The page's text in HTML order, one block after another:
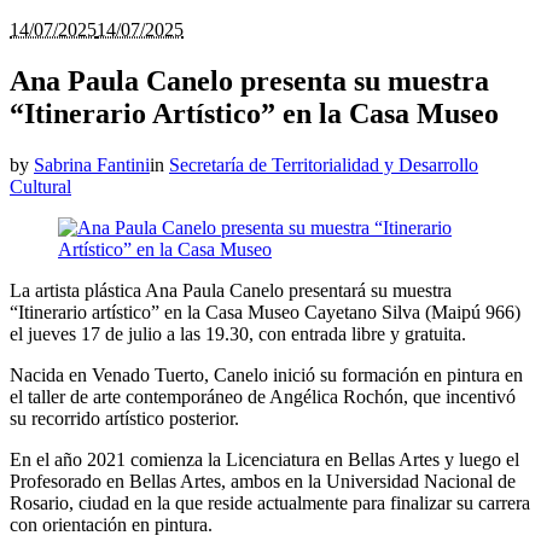
14/07/202514/07/2025
Ana Paula Canelo presenta su muestra
“Itinerario Artístico” en la Casa Museo
by Sabrina Fantiniin Secretaría de Territorialidad y Desarrollo
Cultural
La artista plástica Ana Paula Canelo presentará su muestra
“Itinerario artístico” en la Casa Museo Cayetano Silva (Maipú 966)
el jueves 17 de julio a las 19.30, con entrada libre y gratuita.
Nacida en Venado Tuerto, Canelo inició su formación en pintura en
el taller de arte contemporáneo de Angélica Rochón, que incentivó
su recorrido artístico posterior.
En el año 2021 comienza la Licenciatura en Bellas Artes y luego el
Profesorado en Bellas Artes, ambos en la Universidad Nacional de
Rosario, ciudad en la que reside actualmente para finalizar su carrera
con orientación en pintura.